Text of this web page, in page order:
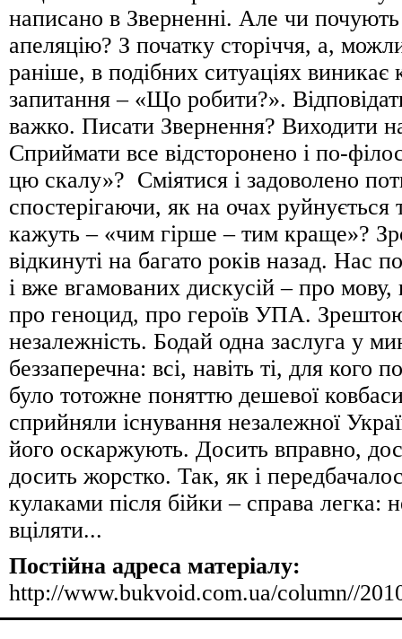
написано в Зверненні. Але чи почують
апеляцію? З початку сторіччя, а,
раніше, в подібних ситуаціях виникає
запитання – «Що робити?».
важко. Писати Звернення? Виходити
Сприймати все відсторонено і по-
цю скалу»? Сміятися і задоволено
спостерігаючи, як на очах руйнується
кажуть – «чим гірше – тим краще»?
відкинуті на багато років назад. Нас
і вже вгамованих дискусій – про мову,
про геноцид, про героїв УПА.
незалежність. Бодай одна заслуга у
беззаперечна: всі, навіть ті, для кого
було тотожне поняттю дешевої
сприйняли існування незалежної
його оскаржують. Досить вправно,
досить жорстко. Так, як і
кулаками після бійки – справа легка:
вціляти...
Постійна адреса матеріалу:
http://www.bukvoid.com.ua/column//